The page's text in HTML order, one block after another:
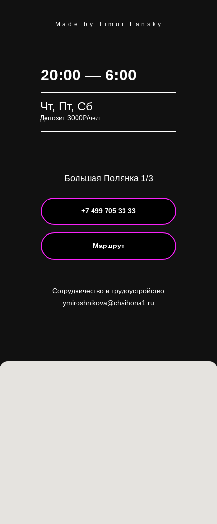
Made by Timur Lansky
Большая Полянка 1/3
20:00 — 6:00
+7 499 705 33 33
Маршрут
Депозит 3000₽/чел.
Чт, Пт, Сб
ymiroshnikova@chaihona1.ru
Сотрудничество и трудоустройство: